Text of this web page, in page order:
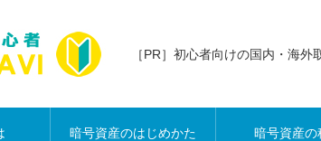
［PR］初心者向けの国内・海
暗号資産のはじめかた 暗号資産の